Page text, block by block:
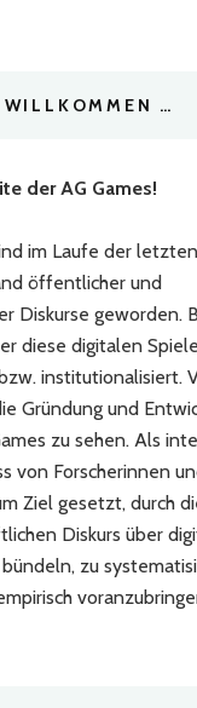
WILLKOMMEN …
der AG Games!
im Laufe der
öffentlicher und
Diskurse geworden.
diese digitalen
institutionalisiert.
Gründung und
zu sehen. Als
von Forscherinnen
Ziel gesetzt, durch
Diskurs über
zu